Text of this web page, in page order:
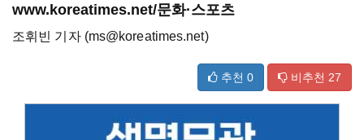
www.koreatimes.net/문화·스포츠
조휘빈 기자 (ms@koreatimes.net)
추천 0 비추천 27